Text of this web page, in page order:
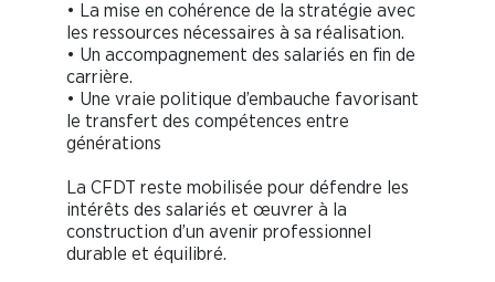
• La mise en cohérence de la stratégie avec
les ressources nécessaires à sa réalisation.
• Un accompagnement des salariés en fin de
carrière.
• Une vraie politique d’embauche favorisant
le transfert des compétences entre
générations
La CFDT reste mobilisée pour défendre les
intérêts des salariés et œuvrer à la
construction d’un avenir professionnel
durable et équilibré.